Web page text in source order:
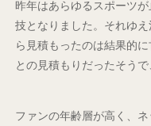
昨年はあらゆるスポーツ
技となりました。それゆ
ら見積もったのは結果的
との見積もりだったそう
ファンの年齢層が高く、